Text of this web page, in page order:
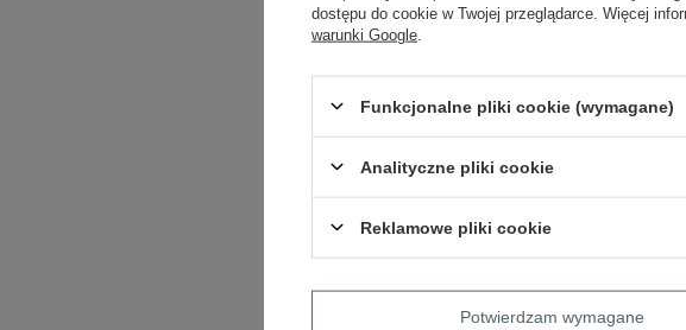
dostępu do cookie w Twojej przeglądarce. Więcej
warunki Google
Funkcjonalne pliki cookie (wymagane)
Analityczne pliki cookie
Reklamowe pliki cookie
Potwierdzam wymagane